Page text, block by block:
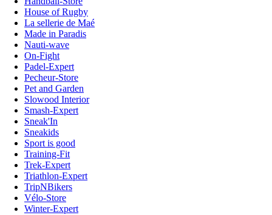
House of Rugby
La sellerie de Maé
Made in Paradis
Nauti-wave
On-Fight
Padel-Expert
Pecheur-Store
Pet and Garden
Slowood Interior
Smash-Expert
Sneak'In
Sneakids
Sport is good
Training-Fit
Trek-Expert
Triathlon-Expert
TripNBikers
Vélo-Store
Winter-Expert